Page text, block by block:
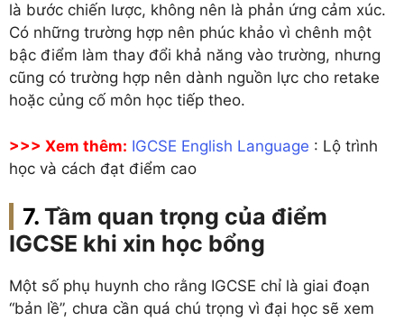
là bước chiến lược, không nên là phản ứng cảm xúc.
Có những trường hợp nên phúc khảo vì chênh một
bậc điểm làm thay đổi khả năng vào trường, nhưng
cũng có trường hợp nên dành nguồn lực cho retake
hoặc củng cố môn học tiếp theo.
>>> Xem thêm: IGCSE English Language : Lộ trình
học và cách đạt điểm cao
Tầm quan trọng của điểm
IGCSE khi xin học bổng
Một số phụ huynh cho rằng IGCSE chỉ là giai đoạn
“bản lề”, chưa cần quá chú trọng vì đại học sẽ xem